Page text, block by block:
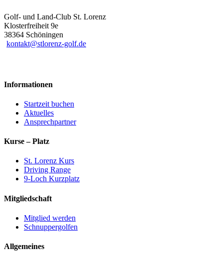
Golf- und Land-Club St. Lorenz
Klosterfreiheit 9e
38364 Schöningen
kontakt@stlorenz-golf.de
Informationen
Startzeit buchen
Aktuelles
Ansprechpartner
Kurse – Platz
St. Lorenz Kurs
Driving Range
9-Loch Kurzplatz
Mitgliedschaft
Mitglied werden
Schnuppergolfen
Allgemeines